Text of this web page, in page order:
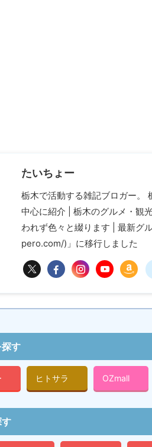
たいちょー
栃木で活動する雑記ブロガー。
中心に紹介 | 栃木のグルメ・観
われず色々と綴ります | 最新グ
pero.com/)」に移行しました
す
ヒトサラ OZmall